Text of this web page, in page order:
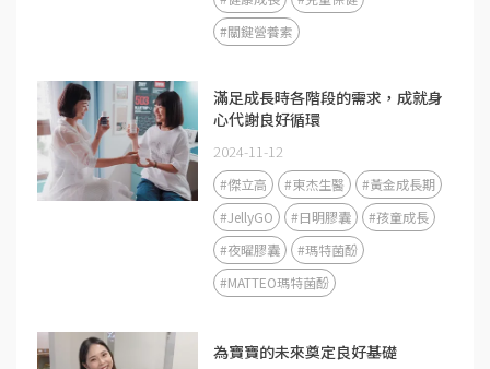
#關鍵營養素
滿足成長時各階段的需求，成就身
心代謝良好循環
2024-11-12
#傑立高 #東杰生醫
#黃金成長期
#JellyGO
#日明膠囊
#孩童成長
#夜曜膠囊
#瑪特菌酚
#MATTEO瑪特菌酚
為寶寶的未來奠定良好基礎